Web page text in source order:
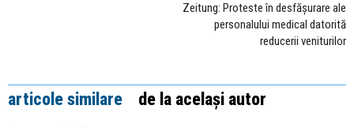
Zeitung: Proteste în desfășurare ale
personalului medical datorită
reducerii veniturilor
articole similare de la același autor